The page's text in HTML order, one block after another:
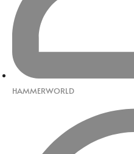
HAMMERWORLD